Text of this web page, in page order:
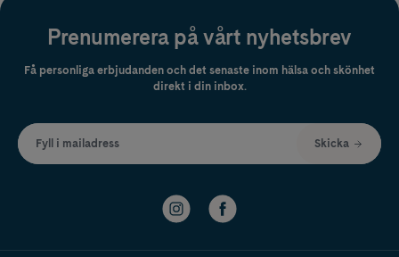
Prenumerera på vårt nyhetsbrev
Få personliga erbjudanden och det senaste inom hälsa och skönhet
direkt i din inbox.
Fyll i mailadress Skicka